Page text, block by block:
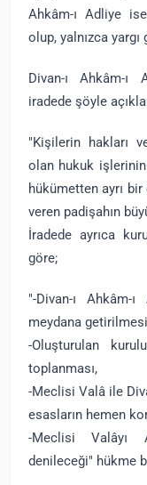
Ahkâm-ı Adliye
olup, yalnızca
Divan-ı Ahkâm-ı
iradede şöyle
"Kişilerin hakları
olan hukuk
hükümetten ayrı
veren padişahın
İradede ayrıca
göre;
"-Divan-ı Ahkâm-
meydana
-Oluşturulan
toplanması,
-Meclisi Valâ ile
esasların hemen
-Meclisi Valâyı
denileceği" hükme